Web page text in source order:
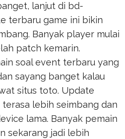
lanjut di bd-
terbaru game ini bikin
Banyak player mulai
patch kemarin.
soal event terbaru yang
sayang banget kalau
situs toto. Update
lebih seimbang dan
lama. Banyak pemain
sekarang jadi lebih